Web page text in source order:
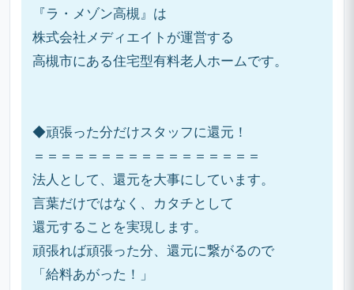
『ラ・メゾン高槻』は
株式会社メディエイトが運営する
高槻市にある住宅型有料老人ホームです。
◆頑張った分だけスタッフに還元！
＝＝＝＝＝＝＝＝＝＝＝＝＝＝＝＝＝
法人として、還元を大事にしています。
言葉だけではなく、カタチとして
還元することを実現します。
頑張れば頑張った分、還元に繋がるので
「給料あがった！」